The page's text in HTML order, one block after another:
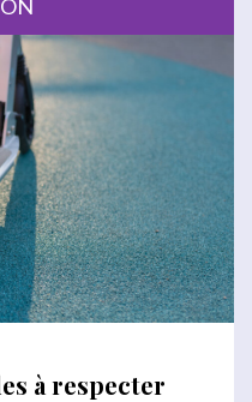
à respecter